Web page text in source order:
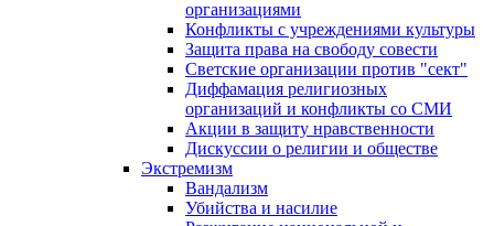
организациями
Конфликты с учреждениями культуры
Защита права на свободу совести
Светские организации против "сект"
Диффамация религиозных
организаций и конфликты со СМИ
Акции в защиту нравственности
Дискуссии о религии и обществе
Экстремизм
Вандализм
Убийства и насилие